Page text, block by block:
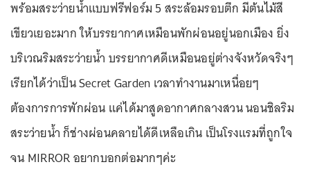
พร้อมสระว่ายน้ำแบบฟรีฟอร์ม 5 สระล้อมรอบตึก มีต้นไม้สี
เขียวเยอะมาก ให้บรรยากาศเหมือนพักผ่อนอยู่นอกเมือง ยิ่ง
บริเวณริมสระว่ายน้ำ บรรยากาศดีเหมือนอยู่ต่างจังหวัดจริงๆ
เรียกได้ว่าเป็น Secret Garden เวลาทำงานมาเหนื่อยๆ
ต้องการการพักผ่อน แค่ได้มาสูดอากาศกลางสวน นอนชิลริม
สระว่ายน้ำ ก็ช่างผ่อนคลายได้ดีเหลือเกิน เป็นโรงแรมที่ถูกใจ
จน MIRROR อยากบอกต่อมากๆค่ะ